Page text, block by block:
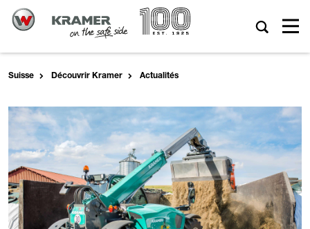
Suisse Découvrir Kramer Actualités